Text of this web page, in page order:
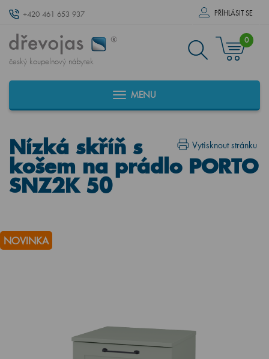
+420 461 653 937 PŘÍHLÁSIT SE
český koupelnový nábytek
0
MENU
Vytisknout stránku
Nízká skříň s
košem na prádlo PORTO
SNZ2K 50
NOVINKA